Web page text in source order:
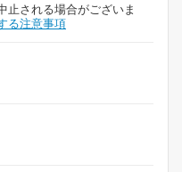
止される場合がございま
る注意事項